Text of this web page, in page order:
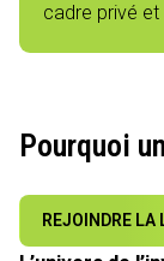
cadre privé et
Pourquoi
REJOINDRE LA